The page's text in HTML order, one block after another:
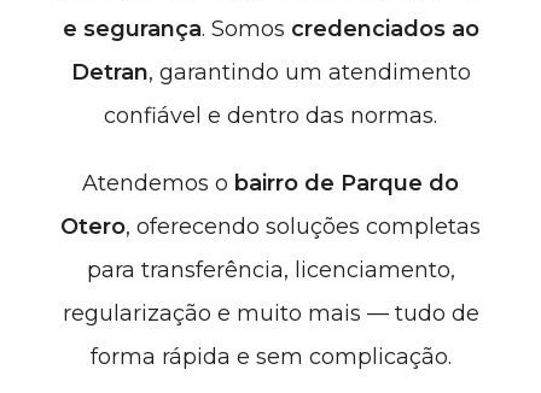
e segurança. Somos credenciados ao
Detran, garantindo um atendimento
confiável e dentro das normas.
Atendemos o bairro de Parque do
Otero, oferecendo soluções completas
para transferência, licenciamento,
regularização e muito mais — tudo de
forma rápida e sem complicação.